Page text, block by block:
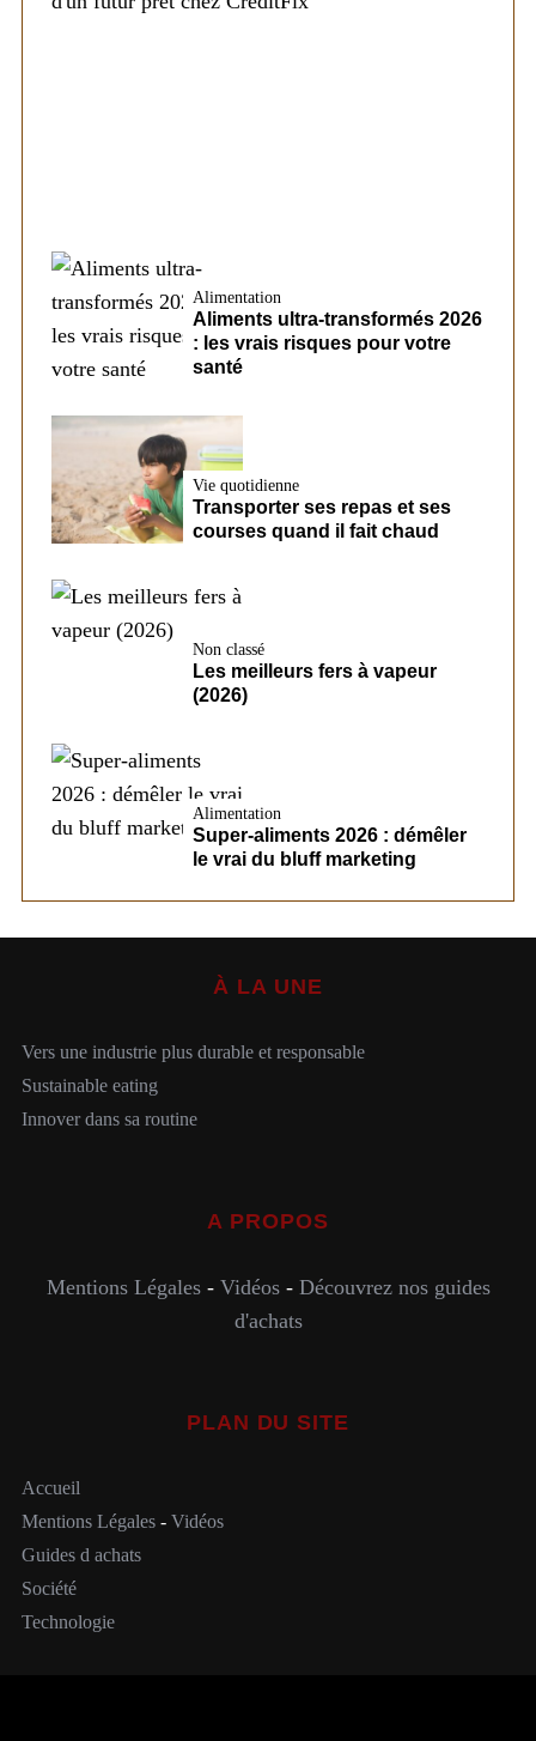
Alimentation
Aliments ultra-transformés 2026
: les vrais risques pour votre
santé
Vie quotidienne
Transporter ses repas et ses
courses quand il fait chaud
Non classé
Les meilleurs fers à vapeur
(2026)
Alimentation
Super-aliments 2026 : démêler
le vrai du bluff marketing
À LA UNE
Vers une industrie plus durable et responsable
Sustainable eating
Innover dans sa routine
A PROPOS
Mentions Légales- Vidéos- Découvrez nos guides
d'achats
PLAN DU SITE
Accueil
Mentions Légales- Vidéos
Guides d achats
Société
Technologie